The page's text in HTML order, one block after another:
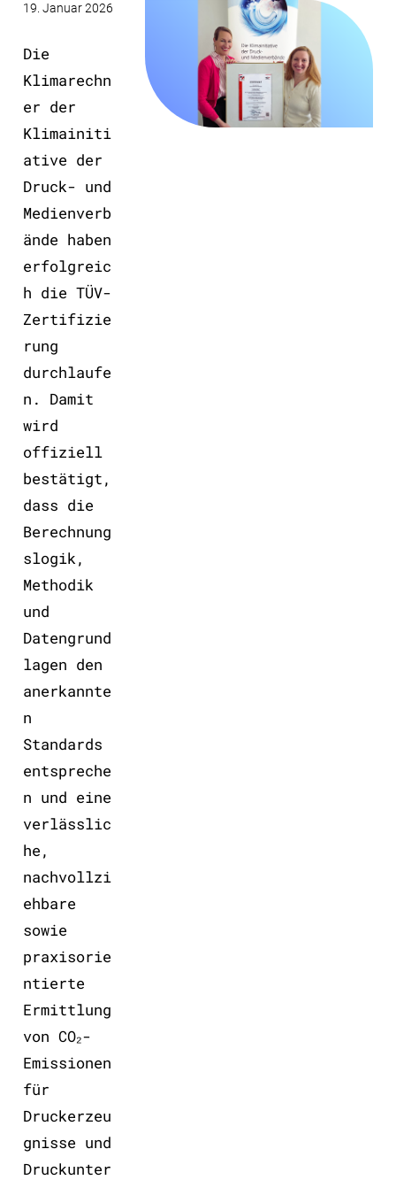
19. Januar 2026
Die
Klimarechn
er der
Klimainiti
ative der
Druck- und
Medienverb
ände haben
erfolgreic
h die TÜV-
Zertifizie
rung
durchlaufe
n. Damit
wird
offiziell
bestätigt,
dass die
Berechnung
slogik,
Methodik
und
Datengrund
lagen den
anerkannte
n
Standards
entspreche
n und eine
verlässlic
he,
nachvollzi
ehbare
sowie
praxisorie
ntierte
Ermittlung
von CO₂-
Emissionen
für
Druckerzeu
gnisse und
Druckunter